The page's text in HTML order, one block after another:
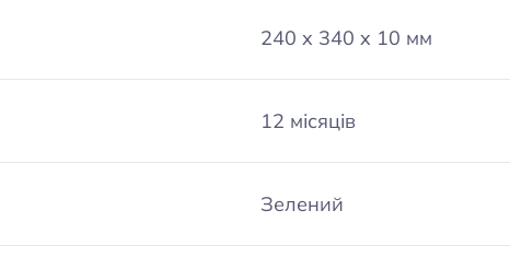
240 x 340 x 10 мм
12 місяців
Зелений